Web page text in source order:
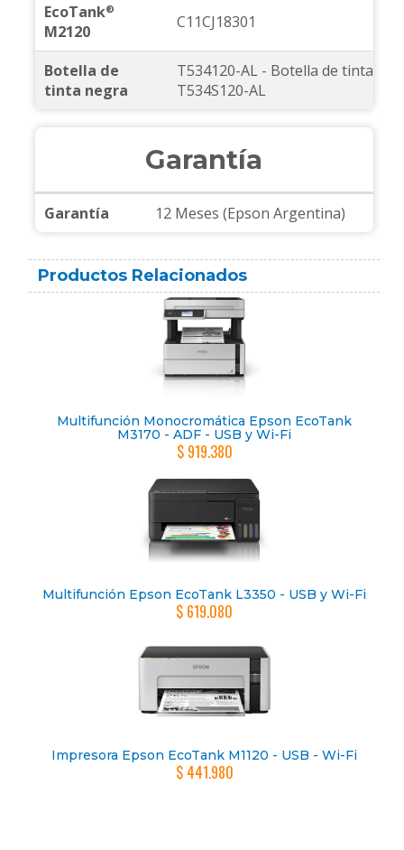
EcoTank®
M2120 C11CJ18301
Botella de
tinta negra
T534120-AL - Botella de tinta
T534S120-AL
Garantía
Garantía 12 Meses (Epson Argentina)
Productos Relacionados
Multifunción Monocromática Epson EcoTank
M3170 - ADF - USB y Wi-Fi
$ 919.380
Multifunción Epson EcoTank L3350 - USB y Wi-Fi
$ 619.080
Impresora Epson EcoTank M1120 - USB - Wi-Fi
$ 441.980